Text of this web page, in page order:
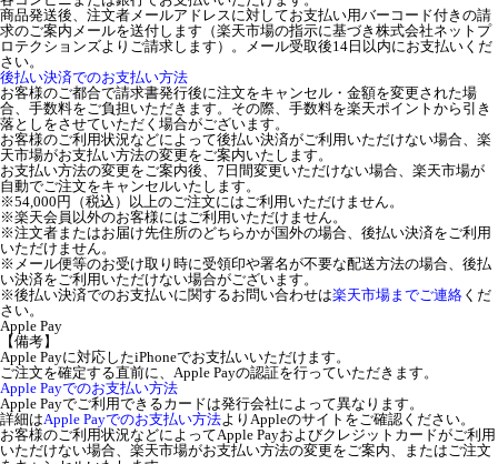
商品発送後、注文者メールアドレスに対してお支払い用バーコード付きの請
求のご案内メールを送付します（楽天市場の指示に基づき株式会社ネットプ
ロテクションズよりご請求します）。メール受取後14日以内にお支払いくだ
さい。
後払い決済でのお支払い方法
お客様のご都合で請求書発行後に注文をキャンセル・金額を変更された場
合、手数料をご負担いただきます。その際、手数料を楽天ポイントから引き
落としをさせていただく場合がございます。
お客様のご利用状況などによって後払い決済がご利用いただけない場合、楽
天市場がお支払い方法の変更をご案内いたします。
お支払い方法の変更をご案内後、7日間変更いただけない場合、楽天市場が
自動でご注文をキャンセルいたします。
※54,000円（税込）以上のご注文にはご利用いただけません。
※楽天会員以外のお客様にはご利用いただけません。
※注文者またはお届け先住所のどちらかが国外の場合、後払い決済をご利用
いただけません。
※メール便等のお受け取り時に受領印や署名が不要な配送方法の場合、後払
い決済をご利用いただけない場合がございます。
※後払い決済でのお支払いに関するお問い合わせは楽天市場までご連絡 くだ
さい。
Apple Pay
【備考】
Apple Payに対応したiPhoneでお支払いいただけます。
ご注文を確定する直前に、Apple Payの認証を行っていただきます。
Apple Payでのお支払い方法
Apple Payでご利用できるカードは発行会社によって異なります。
詳細はApple Payでのお支払い方法よりAppleのサイトをご確認ください。
お客様のご利用状況などによってApple Payおよびクレジットカードがご利用
いただけない場合、楽天市場がお支払い方法の変更をご案内、またはご注文